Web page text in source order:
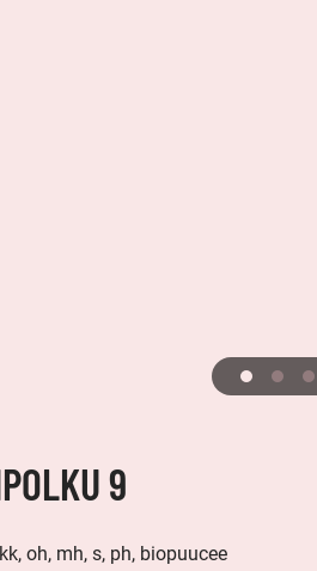
9
oh, mh, s, ph, biopuucee